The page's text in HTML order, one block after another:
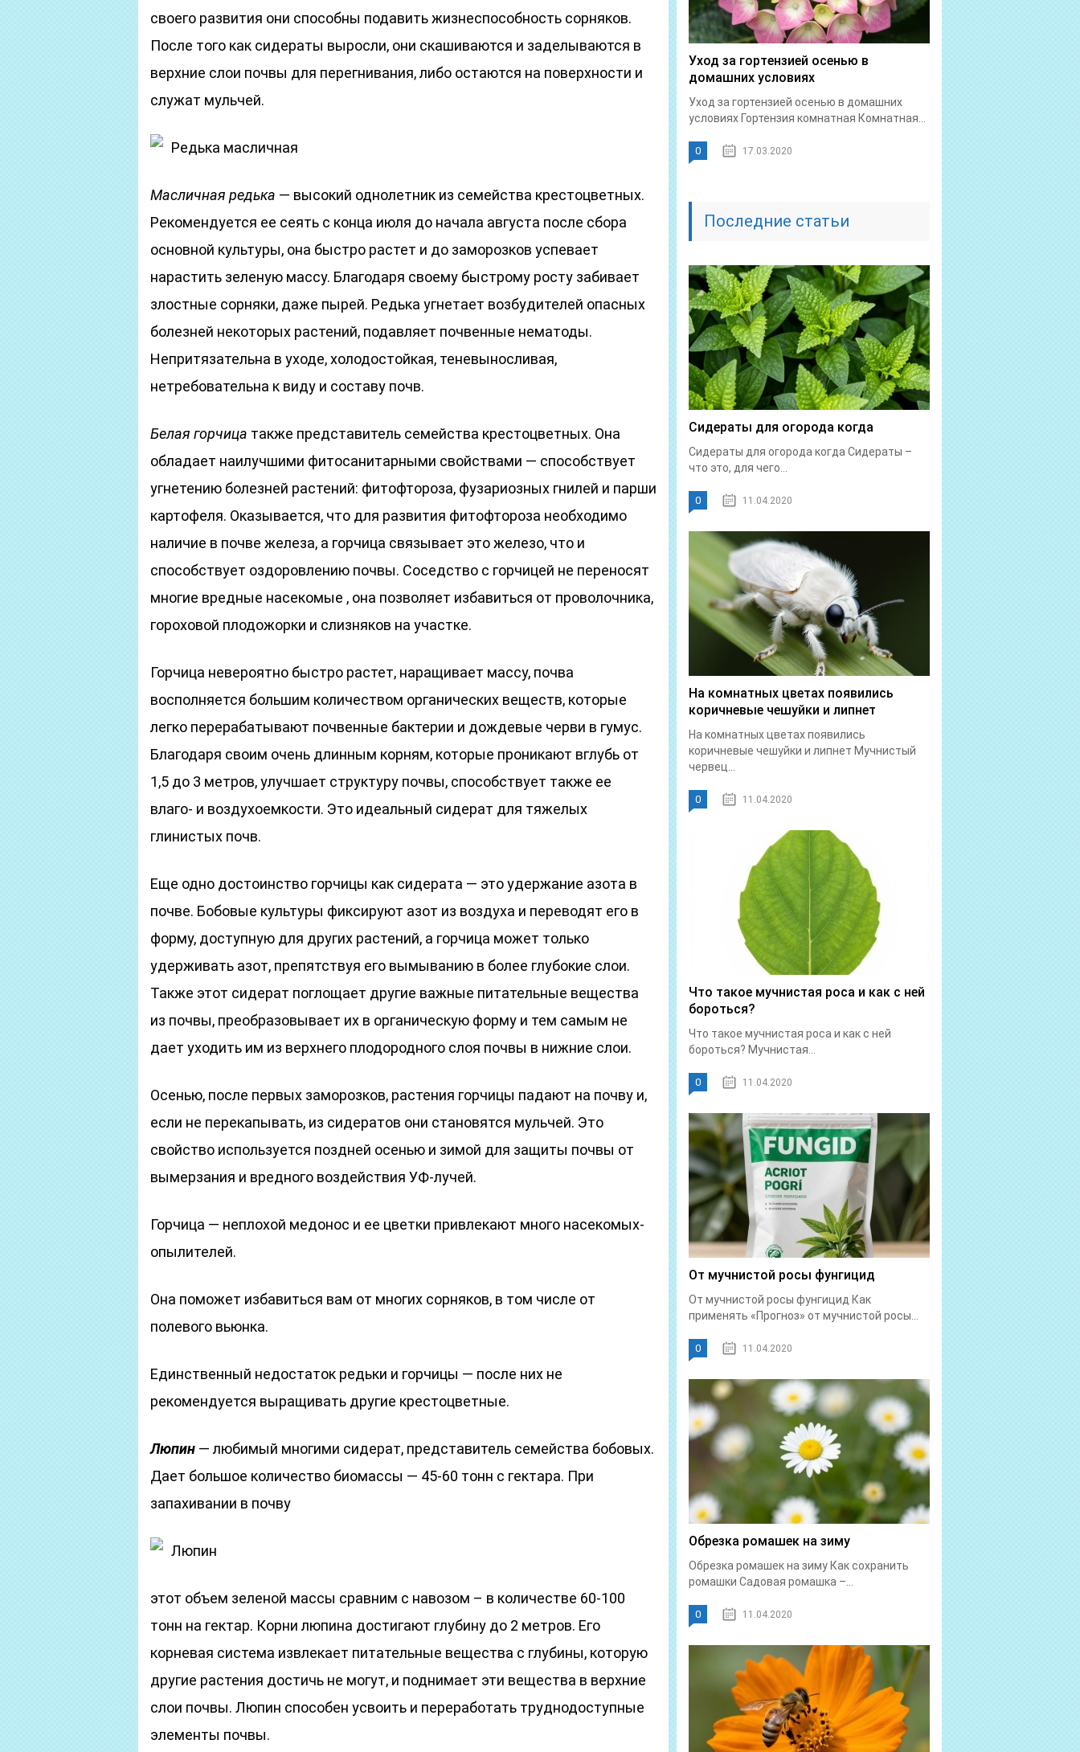
своего развития они способны подавить жизнеспособность сорняков.
После того как сидераты выросли, они скашиваются и заделываются в
верхние слои почвы для перегнивания, либо остаются на поверхности и
служат мульчей.
Редька масличная
Масличная редька — высокий однолетник из семейства крестоцветных.
Рекомендуется ее сеять с конца июля до начала августа после сбора
основной культуры, она быстро растет и до заморозков успевает
нарастить зеленую массу. Благодаря своему быстрому росту забивает
злостные сорняки, даже пырей. Редька угнетает возбудителей опасных
болезней некоторых растений, подавляет почвенные нематоды.
Непритязательна в уходе, холодостойкая, теневыносливая,
нетребовательна к виду и составу почв.
Белая горчица также представитель семейства крестоцветных. Она
обладает наилучшими фитосанитарными свойствами — способствует
угнетению болезней растений: фитофтороза, фузариозных гнилей и парши
картофеля. Оказывается, что для развития фитофтороза необходимо
наличие в почве железа, а горчица связывает это железо, что и
способствует оздоровлению почвы. Соседство с горчицей не переносят
многие вредные насекомые , она позволяет избавиться от проволочника,
гороховой плодожорки и слизняков на участке.
Горчица невероятно быстро растет, наращивает массу, почва
восполняется большим количеством органических веществ, которые
легко перерабатывают почвенные бактерии и дождевые черви в гумус.
Благодаря своим очень длинным корням, которые проникают вглубь от
1,5 до 3 метров, улучшает структуру почвы, способствует также ее
влаго- и воздухоемкости. Это идеальный сидерат для тяжелых
глинистых почв.
Еще одно достоинство горчицы как сидерата — это удержание азота в
почве. Бобовые культуры фиксируют азот из воздуха и переводят его в
форму, доступную для других растений, а горчица может только
удерживать азот, препятствуя его вымыванию в более глубокие слои.
Также этот сидерат поглощает другие важные питательные вещества
из почвы, преобразовывает их в органическую форму и тем самым не
дает уходить им из верхнего плодородного слоя почвы в нижние слои.
Осенью, после первых заморозков, растения горчицы падают на почву и,
если не перекапывать, из сидератов они становятся мульчей. Это
свойство используется поздней осенью и зимой для защиты почвы от
вымерзания и вредного воздействия УФ-лучей.
Горчица — неплохой медонос и ее цветки привлекают много насекомых-
опылителей.
Она поможет избавиться вам от многих сорняков, в том числе от
полевого вьюнка.
Единственный недостаток редьки и горчицы — после них не
рекомендуется выращивать другие крестоцветные.
Люпин — любимый многими сидерат, представитель семейства бобовых.
Дает большое количество биомассы — 45-60 тонн с гектара. При
запахивании в почву
Люпин
этот объем зеленой массы сравним с навозом – в количестве 60-100
тонн на гектар. Корни люпина достигают глубину до 2 метров. Его
корневая система извлекает питательные вещества с глубины, которую
другие растения достичь не могут, и поднимает эти вещества в верхние
слои почвы. Люпин способен усвоить и переработать труднодоступные
элементы почвы.
Уход за гортензией осенью в
домашних условиях
Уход за гортензией осенью в домашних
условиях Гортензия комнатная Комнатная...
0 17.03.2020
Последние статьи
Сидераты для огорода когда
Сидераты для огорода когда Сидераты –
что это, для чего...
0 11.04.2020
На комнатных цветах появились
коричневые чешуйки и липнет
На комнатных цветах появились
коричневые чешуйки и липнет Мучнистый
червец...
0 11.04.2020
Что такое мучнистая роса и как с ней
бороться?
Что такое мучнистая роса и как с ней
бороться? Мучнистая...
0 11.04.2020
От мучнистой росы фунгицид
От мучнистой росы фунгицид Как
применять «Прогноз» от мучнистой росы...
0 11.04.2020
Обрезка ромашек на зиму
Обрезка ромашек на зиму Как сохранить
ромашки Садовая ромашка –...
0 11.04.2020